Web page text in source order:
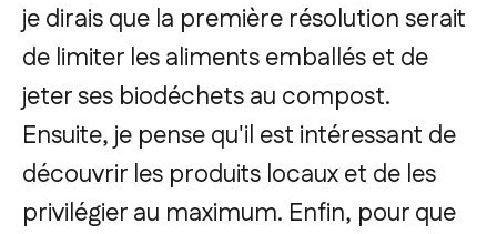
je dirais que la première résolution serait
de limiter les aliments emballés et de
jeter ses biodéchets au compost.
Ensuite, je pense qu'il est intéressant de
découvrir les produits locaux et de les
privilégier au maximum. Enfin, pour que